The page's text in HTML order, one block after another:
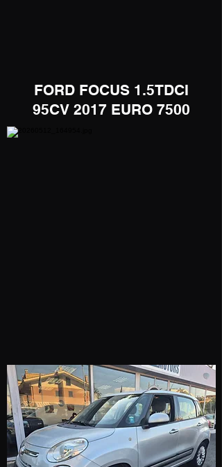
​FORD FOCUS 1.5TDCI
95CV 2017 EURO 7500